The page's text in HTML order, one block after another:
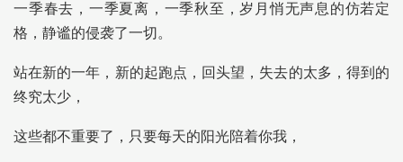
一季春去，一季夏离，一季秋至，岁月悄无声息的仿若定
格，静谧的侵袭了一切。
站在新的一年，新的起跑点，回头望，失去的太多，得到的
终究太少，
这些都不重要了，只要每天的阳光陪着你我，